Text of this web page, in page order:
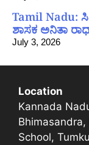
Tamil Nadu:
ಶಾಸಕ ಅನಿತಾ
July 3, 2026
Location
Kannada
School,